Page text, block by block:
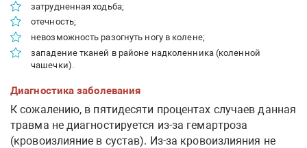
затрудненная ходьба;
отечность;
невозможность разогнуть ногу в колене;
западение тканей в районе надколенника (коленной
чашечки).
Диагностика заболевания
К сожалению, в пятидесяти процентах случаев данная
травма не диагностируется из-за гемартроза
(кровоизлияние в сустав). Из-за кровоизлияния не